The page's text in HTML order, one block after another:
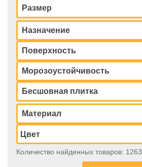
Размер
Назначение
Поверхность
Морозоустойчивость
Бесшовная плитка
Материал
Количество найденных товаров: 1263